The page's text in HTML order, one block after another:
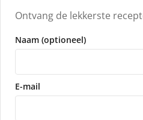
Ontvang de lekkerste
Naam (optioneel)
E-mail